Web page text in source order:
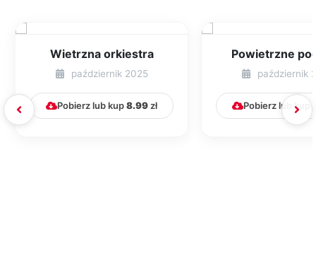
Wietrzna orkiestra
październik 2025
Pobierz lub kup8.99zł
Powietrzne
październik
Pobierz lub kup